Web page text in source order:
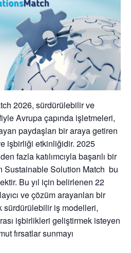
2026, sürdürülebilir ve
Avrupa çapında işletmeleri,
paydaşları bir araya getiren
işbirliği etkinliğidir. 2025
fazla katılımcıyla başarılı bir
Sustainable Solution Match bu
Bu yıl için belirlenen 22
ve çözüm arayanları bir
iş modelleri,
işbirlikleri geliştirmek isteyen
fırsatlar sunmayı